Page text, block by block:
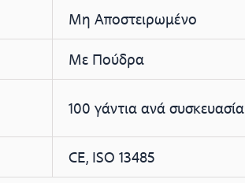
Μη Αποστειρωμένο
Με Πούδρα
100 γάντια ανά συσκευασία
CE, ISO 13485